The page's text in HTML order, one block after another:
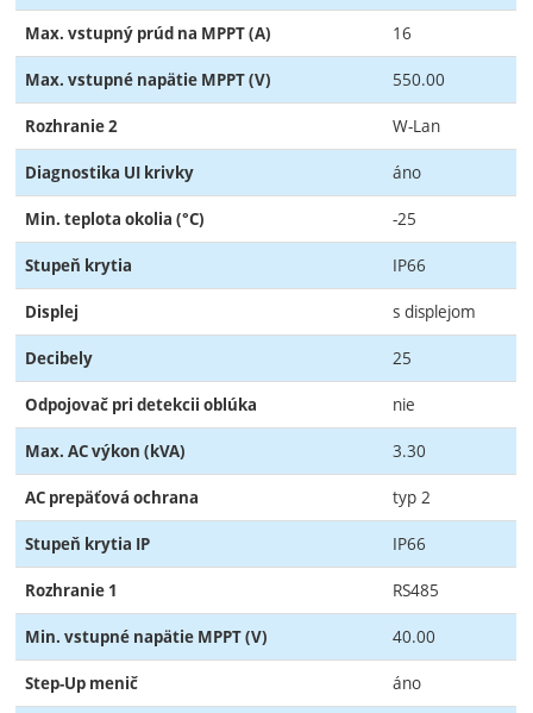
Max. vstupný prúd na MPPT (A) 16
Max. vstupné napätie MPPT (V) 550.00
Rozhranie 2 W-Lan
Diagnostika UI krivky áno
Min. teplota okolia (°C) -25
Stupeň krytia IP66
Displej s displejom
Decibely 25
Odpojovač pri detekcii oblúka nie
Max. AC výkon (kVA) 3.30
AC prepäťová ochrana typ 2
Stupeň krytia IP IP66
Rozhranie 1 RS485
Min. vstupné napätie MPPT (V) 40.00
Step-Up menič áno